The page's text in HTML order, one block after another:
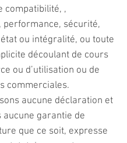
compatibilité, ,
performance, sécurité,
ou intégralité, ou toute
découlant de cours
ou d’utilisation ou de
commerciales.
aucune déclaration et
aucune garantie de
que ce soit, expresse